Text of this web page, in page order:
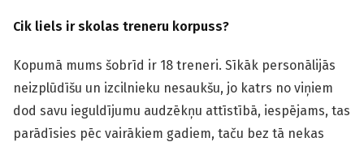
Cik liels ir skolas treneru korpuss?
Kopumā mums šobrīd ir 18 treneri. Sīkāk personālijās
neizplūdīšu un izcilnieku nesaukšu, jo katrs no viņiem
dod savu ieguldījumu audzēkņu attīstībā, iespējams, tas
parādīsies pēc vairākiem gadiem, taču bez tā nekas